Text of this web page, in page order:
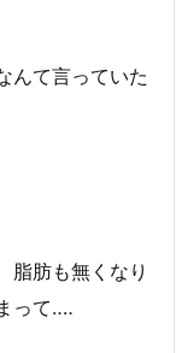
んて言っていた
脂肪も無くなり
って‥‥